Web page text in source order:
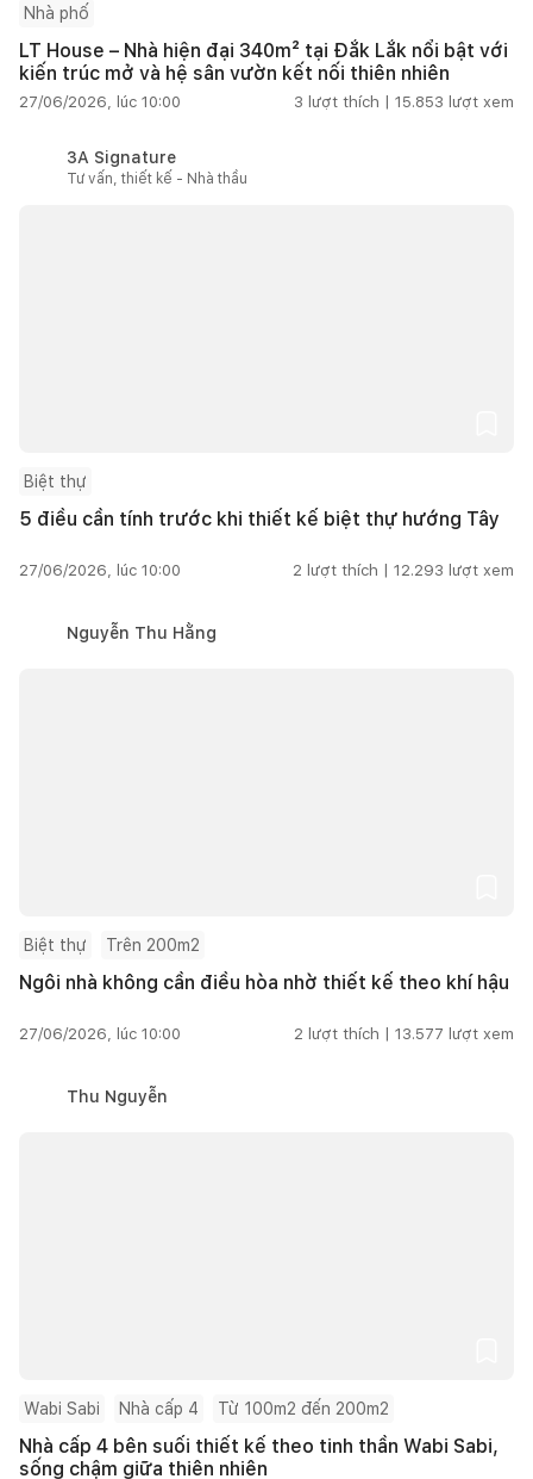
Nhà phố
LT House – Nhà hiện đại 340m² tại Đắk Lắk nổi bật với
kiến trúc mở và hệ sân vườn kết nối thiên nhiên
27/06/2026, lúc 10:00 3 lượt thích | 15.853 lượt xem
3A Signature
Tư vấn, thiết kế - Nhà thầu
Biệt thự
5 điều cần tính trước khi thiết kế biệt thự hướng Tây
27/06/2026, lúc 10:00 2 lượt thích | 12.293 lượt xem
Nguyễn Thu Hằng
Biệt thự Trên 200m2
Ngôi nhà không cần điều hòa nhờ thiết kế theo khí hậu
27/06/2026, lúc 10:00 2 lượt thích | 13.577 lượt xem
Thu Nguyễn
Wabi Sabi Nhà cấp 4 Từ 100m2 đến 200m2
Nhà cấp 4 bên suối thiết kế theo tinh thần Wabi Sabi,
sống chậm giữa thiên nhiên